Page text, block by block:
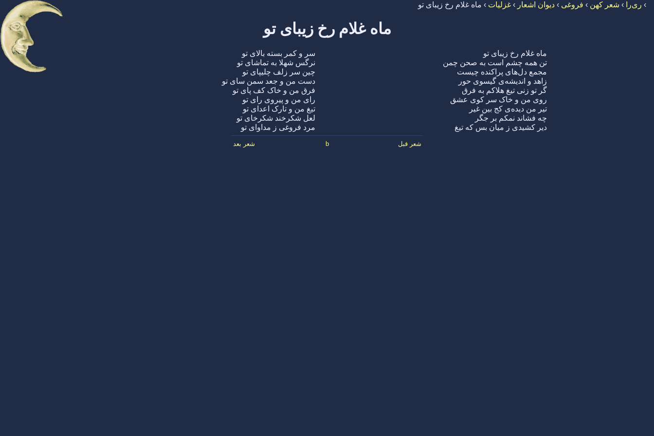
› ری‌را › شعر کهن › فروغی › دیوان اشعار › غزلیات › ماه غلام رخ زیبای تو
ماه غلام رخ زیبای تو
ماه غلام رخ زیبای تو
سر و کمر بسته بالای تو
تن همه چشم است به صحن چمن
نرگس شهلا به تماشای تو
مجمع دل‌های پراکنده چیست
چین سر زلف چلیپای تو
زاهد و اندیشه‌ی گیسوی حور
دست من و جعد سمن سای تو
گر تو زنی تیغ هلاکم به فرق
فرق من و خاک کف پای تو
روی من و خاک سر کوی عشق
رای من و پیروی رای تو
تیر من دیده‌ی کج بین غیر
تیغ من و تارک اعدای تو
چه فشاند نمکم بر جگر
لعل شکرخند شکرخای تو
دیر کشیدی ز میان بس که تیغ
مرد فروغی ز مداوای تو
شعر قبل b شعر بعد